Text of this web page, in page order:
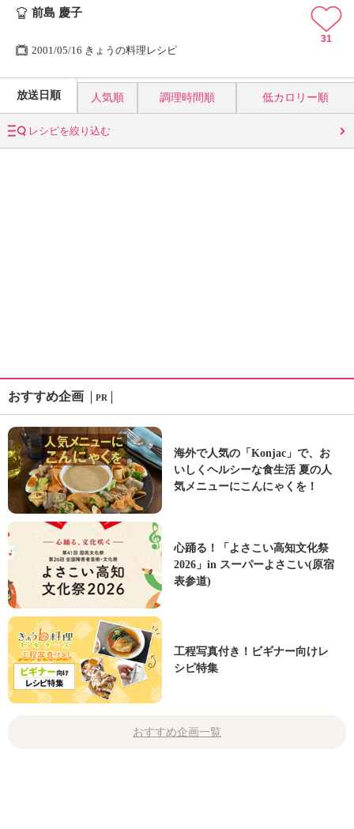
前島 慶子
2001/05/16 きょうの料理レシピ
31
放送日順 人気順 調理時間順 低カロリー順
レシピを絞り込む
おすすめ企画 PR
海外で人気の「Konjac」で、お
いしくヘルシーな食生活 夏の人
気メニューにこんにゃくを！
心踊る！「よさこい高知文化祭
2026」in スーパーよさこい(原宿
表参道)
工程写真付き！ビギナー向けレ
シピ特集
おすすめ企画一覧